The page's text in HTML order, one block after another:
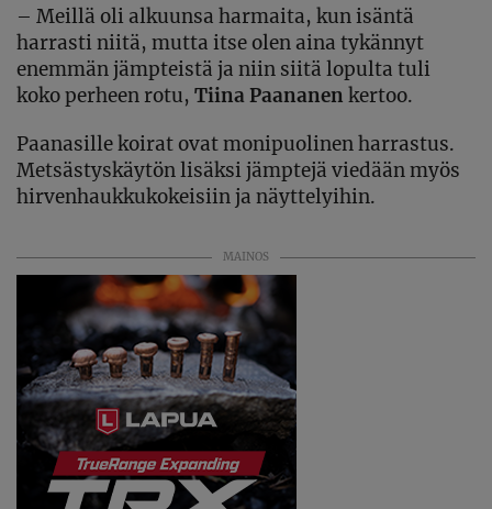
– Meillä oli alkuunsa harmaita, kun isäntä
harrasti niitä, mutta itse olen aina tykännyt
enemmän jämpteistä ja niin siitä lopulta tuli
koko perheen rotu, Tiina Paananen kertoo.
Paanasille koirat ovat monipuolinen harrastus.
Metsästyskäytön lisäksi jämptejä viedään myös
hirvenhaukkukokeisiin ja näyttelyihin.
MAINOS